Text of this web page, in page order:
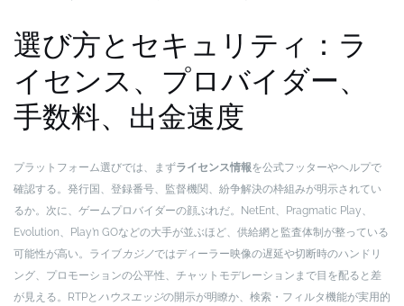
選び方とセキュリティ：ラ
イセンス、プロバイダー、
手数料、出金速度
プラットフォーム選びでは、まずライセンス情報を公式フッターやヘルプで
確認する。発行国、登録番号、監督機関、紛争解決の枠組みが明示されてい
るか。次に、ゲームプロバイダーの顔ぶれだ。NetEnt、Pragmatic Play、
Evolution、Play’n GOなどの大手が並ぶほど、供給網と監査体制が整っている
可能性が高い。ライブカジノではディーラー映像の遅延や切断時のハンドリ
ング、プロモーションの公平性、チャットモデレーションまで目を配ると差
が見える。RTPと ハウスエッジの開示が明瞭か、検索・フィルタ機能が実用的